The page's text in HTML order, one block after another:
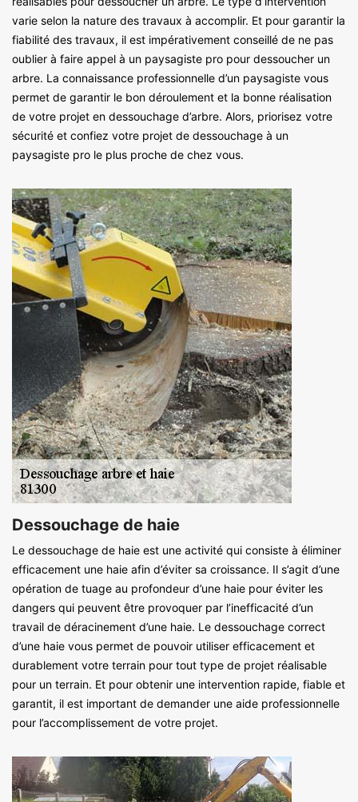
varie selon la nature des travaux à accomplir. Et pour garantir la
fiabilité des travaux, il est impérativement conseillé de ne pas
oublier à faire appel à un paysagiste pro pour dessoucher un
arbre. La connaissance professionnelle d’un paysagiste vous
permet de garantir le bon déroulement et la bonne réalisation
de votre projet en dessouchage d’arbre. Alors, priorisez votre
sécurité et confiez votre projet de dessouchage à un
paysagiste pro le plus proche de chez vous.
Dessouchage de haie
Le dessouchage de haie est une activité qui consiste à éliminer
efficacement une haie afin d’éviter sa croissance. Il s’agit d’une
opération de tuage au profondeur d’une haie pour éviter les
dangers qui peuvent être provoquer par l’inefficacité d’un
travail de déracinement d’une haie. Le dessouchage correct
d’une haie vous permet de pouvoir utiliser efficacement et
durablement votre terrain pour tout type de projet réalisable
pour un terrain. Et pour obtenir une intervention rapide, fiable et
garantit, il est important de demander une aide professionnelle
pour l’accomplissement de votre projet.